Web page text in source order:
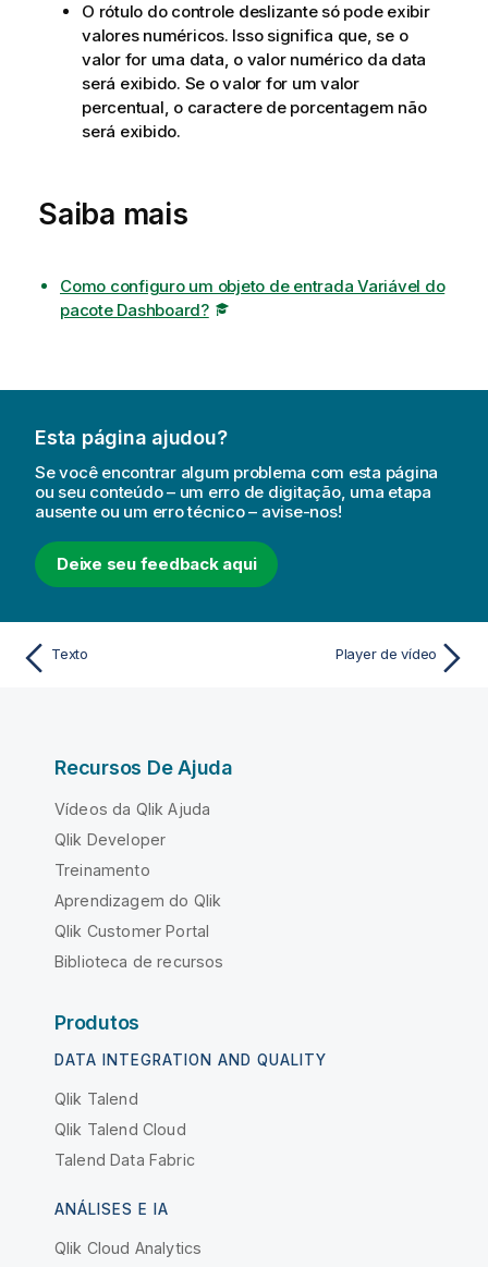
O rótulo do controle deslizante só pode exibir
valores numéricos. Isso significa que, se o
valor for uma data, o valor numérico da data
será exibido. Se o valor for um valor
percentual, o caractere de porcentagem não
será exibido.
Saiba mais
Como configuro um objeto de entrada Variável do
pacote Dashboard?
Esta página ajudou?
Se você encontrar algum problema com esta página
ou seu conteúdo – um erro de digitação, uma etapa
ausente ou um erro técnico – avise-nos!
Deixe seu feedback aqui
Texto Player de vídeo
Recursos De Ajuda
Vídeos da Qlik Ajuda
Qlik Developer
Treinamento
Aprendizagem do Qlik
Qlik Customer Portal
Biblioteca de recursos
Produtos
DATA INTEGRATION AND QUALITY
Qlik Talend
Qlik Talend Cloud
Talend Data Fabric
ANÁLISES E IA
Qlik Cloud Analytics